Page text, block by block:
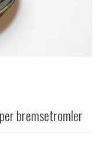
bremsetromler